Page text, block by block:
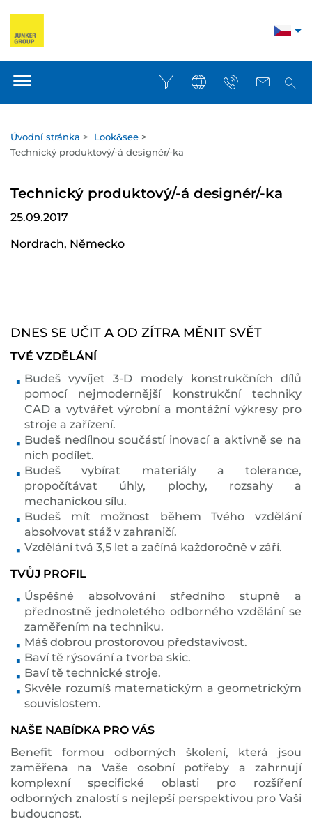
Úvodní stránka > Look&see >
Technický produktový/-á designér/-ka
Technický produktový/-á designér/-ka
25.09.2017
Nordrach, Německo
DNES SE UČIT A OD ZÍTRA MĚNIT SVĚT
TVÉ VZDĚLÁNÍ
Budeš vyvíjet 3-D modely konstrukčních dílů
pomocí nejmodernější konstrukční techniky
CAD a vytvářet výrobní a montážní výkresy pro
stroje a zařízení.
Budeš nedílnou součástí inovací a aktivně se na
nich podílet.
Budeš vybírat materiály a tolerance,
propočítávat úhly, plochy, rozsahy a
mechanickou sílu.
Budeš mít možnost během Tvého vzdělání
absolvovat stáž v zahraničí.
Vzdělání tvá 3,5 let a začíná každoročně v září.
TVŮJ PROFIL
Úspěšné absolvování středního stupně a
přednostně jednoletého odborného vzdělání se
zaměřením na techniku.
Máš dobrou prostorovou představivost.
Baví tě rýsování a tvorba skic.
Baví tě technické stroje.
Skvěle rozumíš matematickým a geometrickým
souvislostem.
NAŠE NABÍDKA PRO VÁS
Benefit formou odborných školení, která jsou
zaměřena na Vaše osobní potřeby a zahrnují
komplexní specifické oblasti pro rozšíření
odborných znalostí s nejlepší perspektivou pro Vaši
budoucnost.